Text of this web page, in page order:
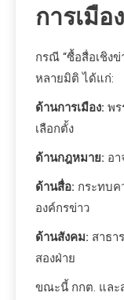
การเมือ
กรณี “ซื้อสื่อเชิง
หลายมิติ ได้แก่:
ด้านการเมือง: พร
เลือกตั้ง
ด้านกฎหมาย: อ
ด้านสื่อ: กระทบค
องค์กรข่าว
ด้านสังคม: สาธา
สองฝ่าย
ขณะนี้ กกต. และ